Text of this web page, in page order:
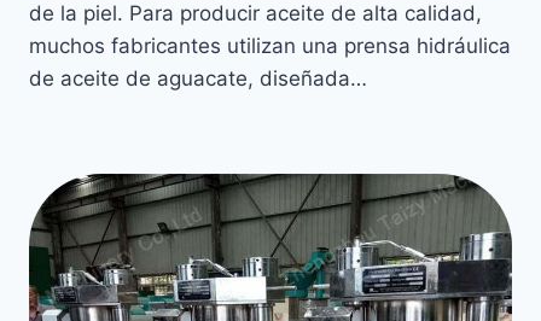
de la piel. Para producir aceite de alta calidad,
muchos fabricantes utilizan una prensa hidráulica
de aceite de aguacate, diseñada…